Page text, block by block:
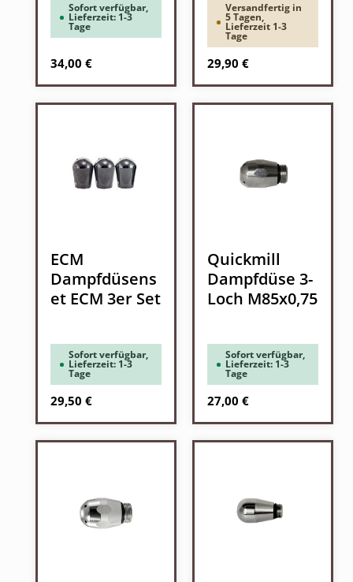
Sofort verfügbar,
Lieferzeit: 1-3
Tage
Regulärer Preis:
34,00 €
Versandfertig in
5 Tagen,
Lieferzeit 1-3
Tage
Regulärer Preis:
29,90 €
ECM
Dampfdüsens
et ECM 3er Set
Sofort verfügbar,
Lieferzeit: 1-3
Tage
Regulärer Preis:
29,50 €
Quickmill
Dampfdüse 3-
Loch M85x0,75
Sofort verfügbar,
Lieferzeit: 1-3
Tage
Regulärer Preis:
27,00 €